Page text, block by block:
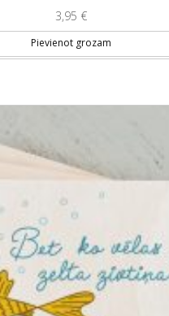
3,95 €
Pievienot grozam